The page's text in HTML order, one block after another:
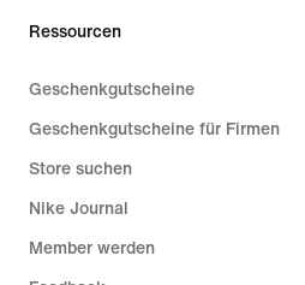
Ressourcen
Geschenkgutscheine
Geschenkgutscheine für Firmen
Store suchen
Nike Journal
Member werden